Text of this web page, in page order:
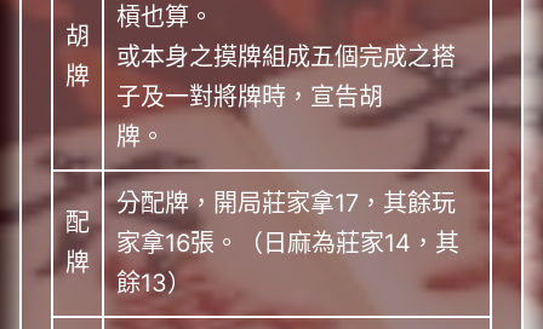
胡
牌
槓也算。
或本身之摸牌組成五個完成之搭
子及一對將牌時，宣告胡
牌。
配
牌
分配牌，開局莊家拿17，其餘玩
家拿16張。（日麻為莊家14，其
餘13）